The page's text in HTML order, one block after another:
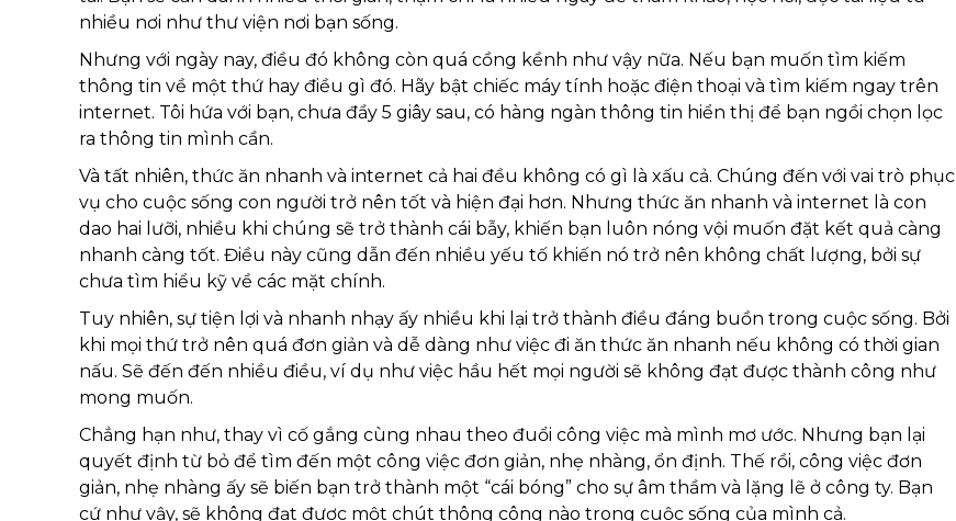
nhiều nơi như thư viện nơi bạn sống.
Nhưng với ngày nay, điều đó không còn quá cồng kềnh như vậy nữa. Nếu bạn muốn tìm kiếm
thông tin về một thứ hay điều gì đó. Hãy bật chiếc máy tính hoặc điện thoại và tìm kiếm ngay trên
internet. Tôi hứa với bạn, chưa đầy 5 giây sau, có hàng ngàn thông tin hiển thị để bạn ngồi chọn lọc
ra thông tin mình cần.
Và tất nhiên, thức ăn nhanh và internet cả hai đều không có gì là xấu cả. Chúng đến với vai trò phục
vụ cho cuộc sống con người trở nên tốt và hiện đại hơn. Nhưng thức ăn nhanh và internet là con
dao hai lưỡi, nhiều khi chúng sẽ trở thành cái bẫy, khiến bạn luôn nóng vội muốn đặt kết quả càng
nhanh càng tốt. Điều này cũng dẫn đến nhiều yếu tố khiến nó trở nên không chất lượng, bởi sự
chưa tìm hiểu kỹ về các mặt chính.
Tuy nhiên, sự tiện lợi và nhanh nhạy ấy nhiều khi lại trở thành điều đáng buồn trong cuộc sống. Bởi
khi mọi thứ trở nên quá đơn giản và dễ dàng như việc đi ăn thức ăn nhanh nếu không có thời gian
nấu. Sẽ đến đến nhiều điều, ví dụ như việc hầu hết mọi người sẽ không đạt được thành công như
mong muốn.
Chẳng hạn như, thay vì cố gắng cùng nhau theo đuổi công việc mà mình mơ ước. Nhưng bạn lại
quyết định từ bỏ để tìm đến một công việc đơn giản, nhẹ nhàng, ổn định. Thế rồi, công việc đơn
giản, nhẹ nhàng ấy sẽ biến bạn trở thành một “cái bóng” cho sự âm thầm và lặng lẽ ở công ty. Bạn
cứ như vậy, sẽ không đạt được một chút thông công nào trong cuộc sống của mình cả.